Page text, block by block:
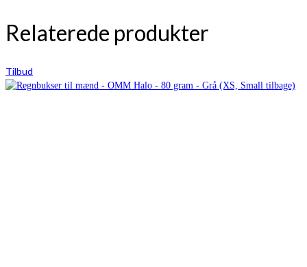
Relaterede produkter
Tilbud